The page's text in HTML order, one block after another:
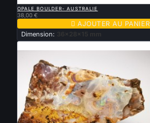
OPALE BOULDER- AUSTRALIE
38,00 €
 AJOUTER AU PANIER
Dimension: 36x28x15 mm